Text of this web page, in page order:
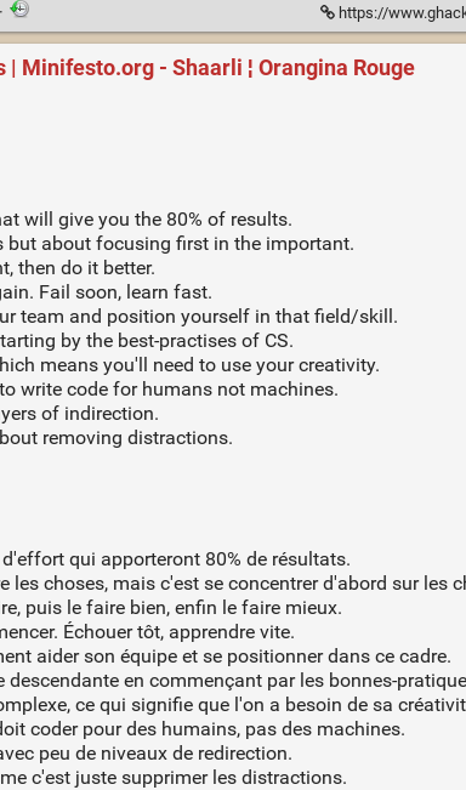
· https://www.ghacks.net/
Minifesto.org - Shaarli ¦ Orangina Rouge
will give you the 80% of results.
about focusing first in the important.
then do it better.
Fail soon, learn fast.
team and position yourself in that field/skill.
by the best-practises of CS.
means you'll need to use your creativity.
write code for humans not machines.
of indirection.
removing distractions.
qui apporteront 80% de résultats.
choses, mais c'est se concentrer d'abord sur les
puis le faire bien, enfin le faire mieux.
Échouer tôt, apprendre vite.
aider son équipe et se positionner dans ce cadre.
en commençant par les bonnes-
ce qui signifie que l'on a besoin de sa
coder pour des humains, pas des machines.
peu de niveaux de redirection.
c'est juste supprimer les distractions.